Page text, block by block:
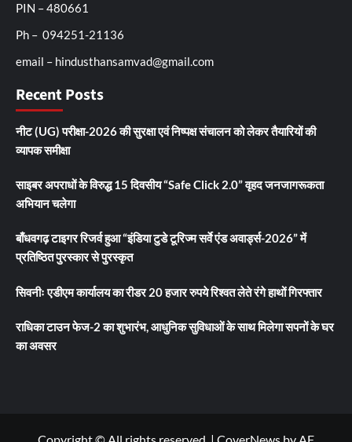
PIN – 480661
Ph – 094251-21136
email – hindusthansamvad@gmail.com
Recent Posts
नीट (UG) परीक्षा-2026 की सुरक्षा एवं निष्पक्ष संचालन को लेकर तैयारियों की
व्यापक समीक्षा
साइबर अपराधों के विरुद्ध 15 दिवसीय “Safe Click 2.0” वृहद जनजागरूकता
अभियान चलेगा
बाँधवगढ़ टाइगर रिजर्व हुआ “इंडिया टुडे टूरिज्म सर्वे एंड अवार्ड्स-2026” में
प्रतिष्ठित पुरस्कार से पुरस्कृत
सिवनीः एडीएम कार्यालय का रीडर 20 हजार रुपये रिश्वत लेते रंगे हाथों गिरफ्तार
राधिका टाउन फेज-2 का शुभारंभ, आधुनिक सुविधाओं के साथ मिलेगा सपनों के घर
का अवसर